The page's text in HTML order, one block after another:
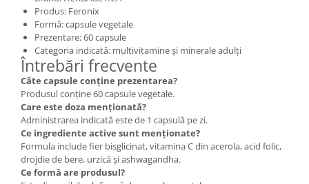
Produs: Feronix
Formă: capsule vegetale
Prezentare: 60 capsule
Categoria indicată: multivitamine și minerale adulți
Întrebări frecvente
Câte capsule conține prezentarea?
Produsul conține 60 capsule vegetale.
Care este doza menționată?
Administrarea indicată este de 1 capsulă pe zi.
Ce ingrediente active sunt menționate?
Formula include fier bisglicinat, vitamina C din acerola, acid folic,
drojdie de bere, urzică și ashwagandha.
Ce formă are produsul?